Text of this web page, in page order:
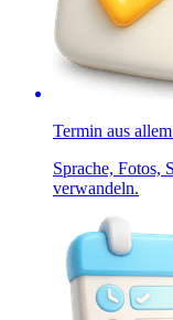
Termin aus
Sprache, Fotos,
verwandeln.